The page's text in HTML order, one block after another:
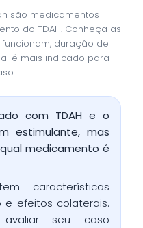
são medicamentos
do TDAH. Conheça as
duração de
é mais indicado para
com TDAH e o
estimulante, mas
medicamento é
características
e efeitos colaterais.
seu caso